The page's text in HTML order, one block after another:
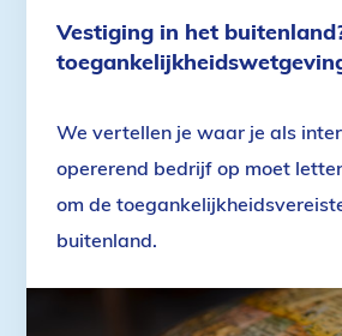
Vestiging in het
We vertellen je waar je als
opererend bedrijf op moet
om de
buitenland.